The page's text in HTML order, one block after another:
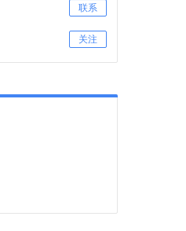
联系
关注